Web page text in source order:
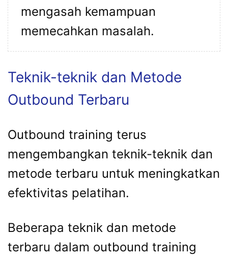
mengasah kemampuan
memecahkan masalah.
Teknik-teknik dan Metode
Outbound Terbaru
Outbound training terus
mengembangkan teknik-teknik dan
metode terbaru untuk meningkatkan
efektivitas pelatihan.
Beberapa teknik dan metode
terbaru dalam outbound training